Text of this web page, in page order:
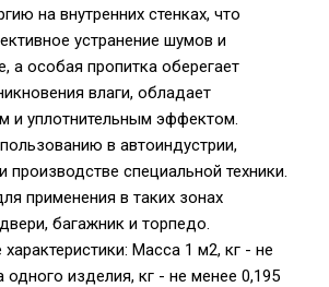
на внутренних стенках, что
устранение шумов и
а особая пропитка оберегает
влаги, обладает
и уплотнительным эффектом.
в автоиндустрии,
производстве специальной техники.
применения в таких зонах
багажник и торпедо.
Масса 1 м2, кг - не
одного изделия, кг - не менее 0,195